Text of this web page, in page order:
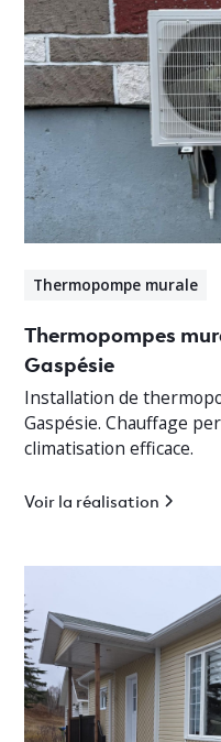
Thermopompe murale
Thermopompes
Gaspésie
Installation de
Gaspésie. Chauffage
climatisation efficace.
Voir la réalisation